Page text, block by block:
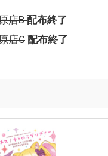
店B配布終了
店C 配布終了